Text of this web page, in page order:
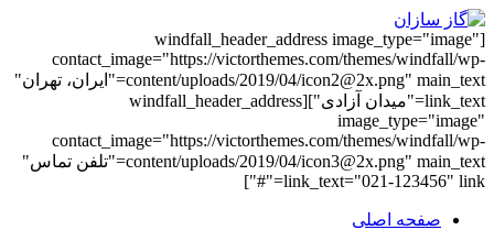
[windfall_header_address image_type="image"
contact_image="https://victorthemes.com/themes/windfall/wp-
content/uploads/2019/04/icon2@2x.png" main_text="ایران، تهران"
link_text="میدان آزادی"][windfall_header_address
image_type="image"
contact_image="https://victorthemes.com/themes/windfall/wp-
content/uploads/2019/04/icon3@2x.png" main_text="تلفن تماس"
link_text="021-123456" link="#"]
صفحه اصلی